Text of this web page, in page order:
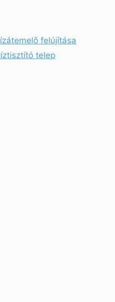
felújítása
telep